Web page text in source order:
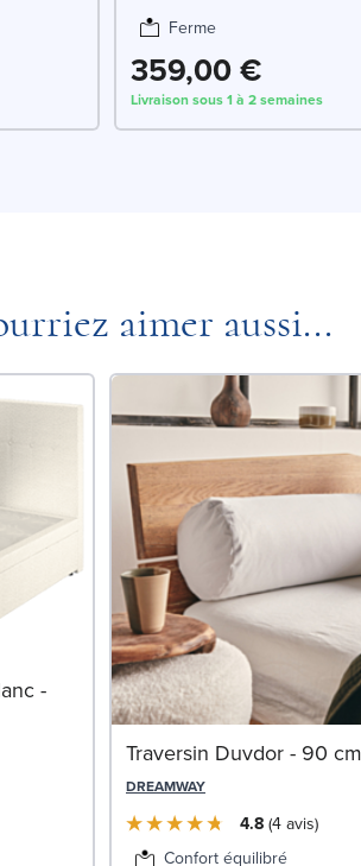
Ferme
359,00 €
Livraison sous 1 à 2 semaines
aimer aussi...
-
Traversin Duvdor - 90 cm
DREAMWAY
4.8 4 avis
Confort équilibré